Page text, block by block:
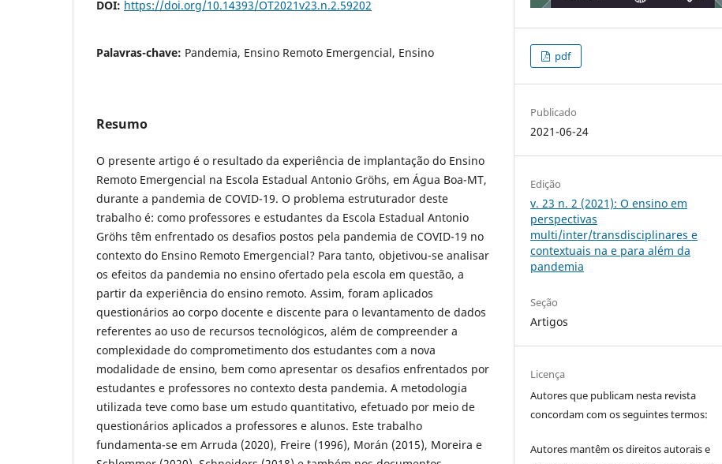
DOI: https://doi.org/10.14393/OT2021v23.n.2.59202
Palavras-chave: Pandemia, Ensino Remoto Emergencial, Ensino
Resumo
O presente artigo é o resultado da experiência de implantação do Ensino
Remoto Emergencial na Escola Estadual Antonio Gröhs, em Água Boa-MT,
durante a pandemia de COVID-19. O problema estruturador deste
trabalho é: como professores e estudantes da Escola Estadual Antonio
Gröhs têm enfrentado os desafios postos pela pandemia de COVID-19 no
contexto do Ensino Remoto Emergencial? Para tanto, objetivou-se analisar
os efeitos da pandemia no ensino ofertado pela escola em questão, a
partir da experiência do ensino remoto. Assim, foram aplicados
questionários ao corpo docente e discente para o levantamento de dados
referentes ao uso de recursos tecnológicos, além de compreender a
complexidade do comprometimento dos estudantes com a nova
modalidade de ensino, bem como apresentar os desafios enfrentados por
estudantes e professores no contexto desta pandemia. A metodologia
utilizada teve como base um estudo quantitativo, efetuado por meio de
questionários aplicados a professores e alunos. Este trabalho
fundamenta-se em Arruda (2020), Freire (1996), Morán (2015), Moreira e
pdf
Publicado
2021-06-24
Edição
v. 23 n. 2 (2021): O ensino em
perspectivas
multi/inter/transdisciplinares e
contextuais na e para além da
pandemia
Seção
Artigos
Licença
Autores que publicam nesta revista
concordam com os seguintes termos:
Autores mantêm os direitos autorais e